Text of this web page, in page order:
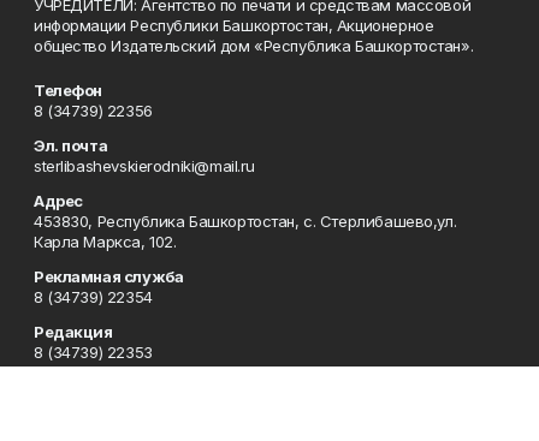
УЧРЕДИТЕЛИ: Агентство по печати и средствам массовой
информации Республики Башкортостан, Акционерное
общество Издательский дом «Республика Башкортостан».
Телефон
8 (34739) 22356
Эл. почта
sterlibashevskierodniki@mail.ru
Адрес
453830, Республика Башкортостан, c. Стерлибашево,ул.
Карла Маркса, 102.
Рекламная служба
8 (34739) 22354
Редакция
8 (34739) 22353